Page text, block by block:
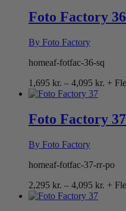
4,095
Foto Factory 36
By Foto Factory
homeaf-fotfac-36-sq
1,695 kr. – 4,095 kr.
4,095
+
Foto Factory 37
By Foto Factory
homeaf-fotfac-37-rr-po
2,295 kr. – 4,095 kr. +